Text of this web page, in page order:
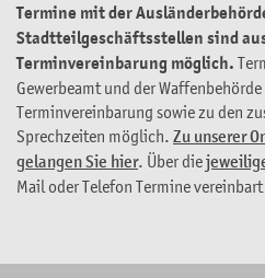
Termine mit der
Stadtteilgeschäftsstellen sind
Terminvereinbarung möglich.
Gewerbeamt und der
Terminvereinbarung sowie zu den
Sprechzeiten möglich. Zu unserer
gelangen Sie hier. Über die
Mail oder Telefon Termine